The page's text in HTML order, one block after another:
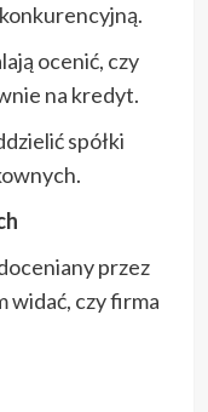
ocenić, czy
na kredyt.
spółki
przez
widać, czy firma